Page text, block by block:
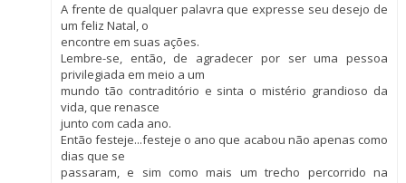
A frente de qualquer palavra que expresse seu desejo de
um feliz Natal, o
encontre em suas ações.
Lembre-se, então, de agradecer por ser uma pessoa
privilegiada em meio a um
mundo tão contraditório e sinta o mistério grandioso da
vida, que renasce
junto com cada ano.
Então festeje...festeje o ano que acabou não apenas como
dias que se
passaram, e sim como mais um trecho percorrido na